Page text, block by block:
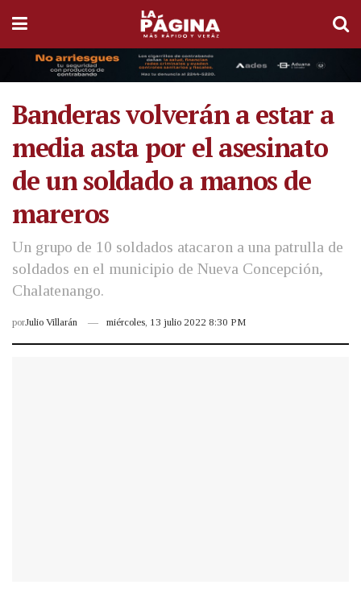
Banderas volverán a estar a
media asta por el asesinato
de un soldado a manos de
mareros
Un grupo de 10 soldados atacaron a una patrulla de
soldados en el municipio de Nueva Concepción,
Chalatenango.
porJulio Villarán miércoles, 13 julio 2022 8:30 PM